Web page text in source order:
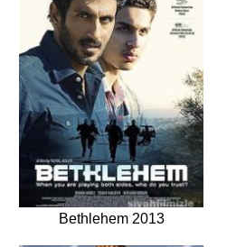
Bethlehem 2013